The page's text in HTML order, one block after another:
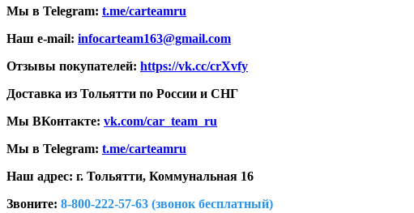
Мы в Telegram: t.me/carteamru
Наш e-mail: infocarteam163@gmail.com
Отзывы покупателей: https://vk.cc/crXvfy
Доставка из Тольятти по России и СНГ
Мы ВКонтакте: vk.com/car_team_ru
Мы в Telegram: t.me/carteamru
Наш адрес: г. Тольятти, Коммунальная 16
Звоните: 8-800-222-57-63 (звонок бесплатный)